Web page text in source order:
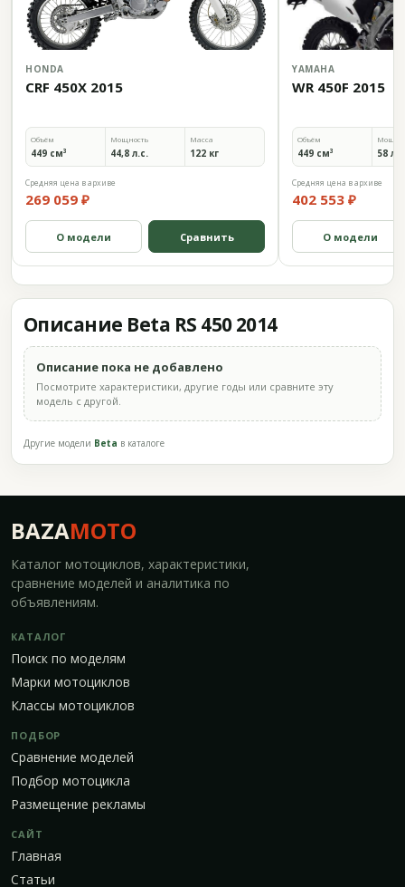
HONDA
CRF 450X 2015
Объём
449 см³
Мощность
44,8 л.с.
Масса
122 кг
Средняя цена в архиве
269 059 ₽
О модели Сравнить
YAMAHA
WR 450F 2015
Объём
449 см³ 58
Средняя цена в архиве
402 553 ₽
О модели
Описание Beta RS 450 2014
Описание пока не добавлено
Посмотрите характеристики, другие годы или сравните эту
модель с другой.
Другие модели Beta в каталоге
BAZAMOTO
Каталог мотоциклов, характеристики,
сравнение моделей и аналитика по
объявлениям.
КАТАЛОГ
Поиск по моделям
Марки мотоциклов
Классы мотоциклов
ПОДБОР
Сравнение моделей
Подбор мотоцикла
Размещение рекламы
САЙТ
Главная
Статьи